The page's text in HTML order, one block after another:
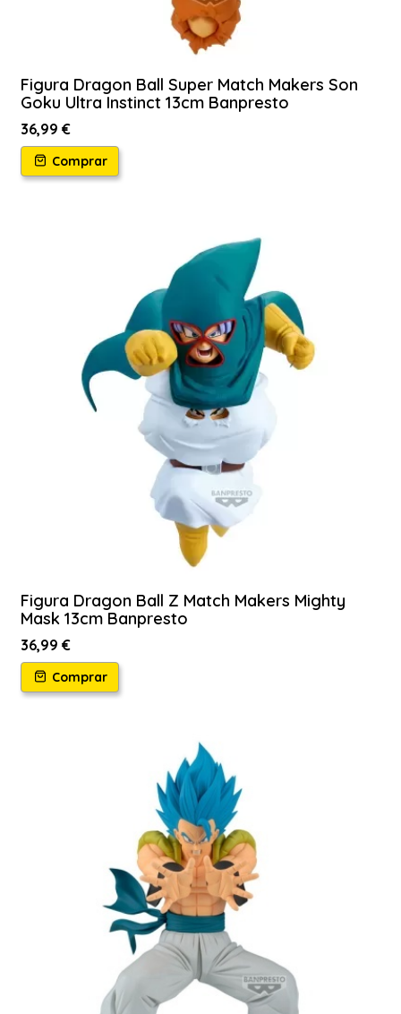
Figura Dragon Ball Super Match Makers Son
Goku Ultra Instinct 13cm Banpresto
36,99 €
Comprar
Figura Dragon Ball Z Match Makers Mighty
Mask 13cm Banpresto
36,99 €
Comprar